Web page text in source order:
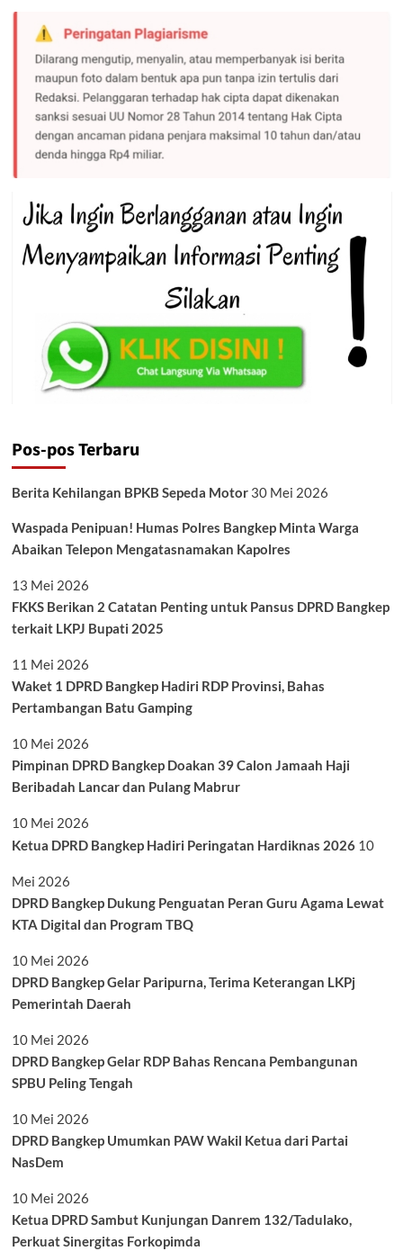
Bangkep
Terpilih
Tuan
Rumah
Rakor
Kepegawaian
se-
Sulteng
2023
Pos-pos Terbaru
Berita Kehilangan BPKB Sepeda Motor 30 Mei 2026
Waspada Penipuan! Humas Polres Bangkep Minta Warga
Abaikan Telepon Mengatasnamakan Kapolres
13 Mei 2026
FKKS Berikan 2 Catatan Penting untuk Pansus DPRD Bangkep
terkait LKPJ Bupati 2025
11 Mei 2026
Waket 1 DPRD Bangkep Hadiri RDP Provinsi, Bahas
Pertambangan Batu Gamping
10 Mei 2026
Pimpinan DPRD Bangkep Doakan 39 Calon Jamaah Haji
Beribadah Lancar dan Pulang Mabrur
10 Mei 2026
Ketua DPRD Bangkep Hadiri Peringatan Hardiknas 2026 10
Mei 2026
DPRD Bangkep Dukung Penguatan Peran Guru Agama Lewat
KTA Digital dan Program TBQ
10 Mei 2026
DPRD Bangkep Gelar Paripurna, Terima Keterangan LKPj
Pemerintah Daerah
10 Mei 2026
DPRD Bangkep Gelar RDP Bahas Rencana Pembangunan
SPBU Peling Tengah
10 Mei 2026
DPRD Bangkep Umumkan PAW Wakil Ketua dari Partai
NasDem
10 Mei 2026
Ketua DPRD Sambut Kunjungan Danrem 132/Tadulako,
Perkuat Sinergitas Forkopimda